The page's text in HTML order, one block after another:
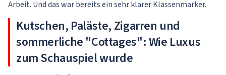
Arbeit. Und das war bereits ein sehr klarer Klassenmarker.
Kutschen, Paläste, Zigarren und
sommerliche "Cottages": Wie Luxus
zum Schauspiel wurde